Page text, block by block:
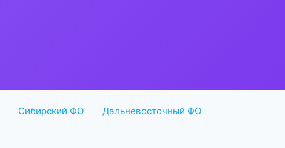
Сибирский ФО Дальневосточный ФО